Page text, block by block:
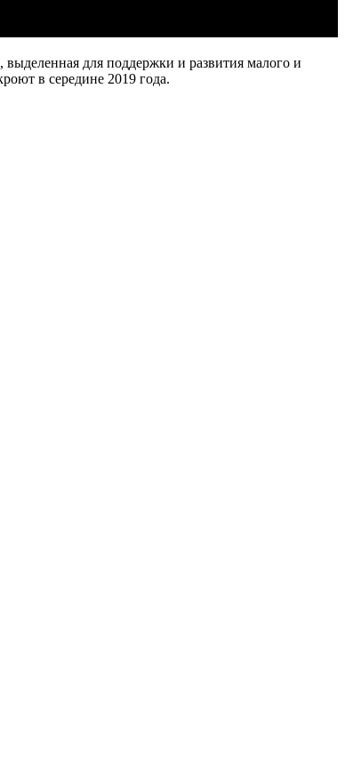
для поддержки и развития малого и
в середине 2019 года.